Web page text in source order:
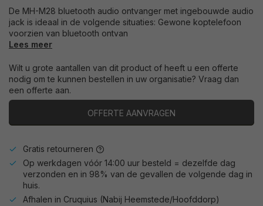
De MH-M28 bluetooth audio ontvanger met ingebouwde audio
jack is ideaal in de volgende situaties: Gewone koptelefoon
voorzien van bluetooth ontvan
Lees meer
Wilt u grote aantallen van dit product of heeft u een offerte
nodig om te kunnen bestellen in uw organisatie? Vraag dan
een offerte aan.
OFFERTE AANVRAGEN
Gratis retourneren
Op werkdagen vóór 14:00 uur besteld = dezelfde dag
verzonden en in 98% van de gevallen de volgende dag in
huis.
Afhalen in Cruquius (Nabij Heemstede/Hoofddorp)